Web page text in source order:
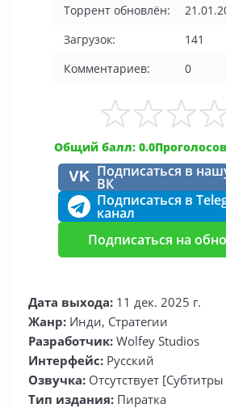
Торрент обновлён:
Загрузок:
141
Комментариев:
0
Общий балл: 0.0
VK Подписаться в
ВК
Подписаться в
канал
Подписаться на
Дата выхода: 11 дек. 2025 г.
Жанр: Инди, Стратегии
Разработчик: Wolfey Studios
Интерфейс: Русский
Озвучка: Отсутствует
Тип издания: Пиратка